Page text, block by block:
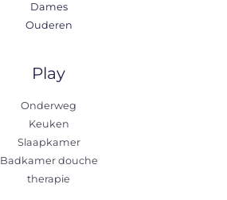
Dames
Ouderen
Play
Onderweg
Keuken
Slaapkamer
Badkamer douche
therapie